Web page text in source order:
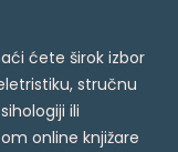
ćete širok izbor
stručnu
ili
online knjižare